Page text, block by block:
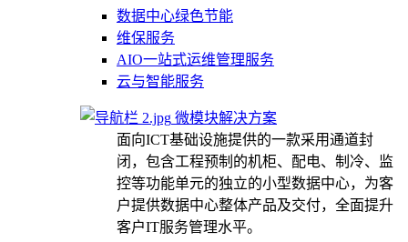
数据中心绿色节能
维保服务
AIO一站式运维管理服务
云与智能服务
微模块解决方案
面向ICT基础设施提供的一款采用通道封
闭，包含工程预制的机柜、配电、制冷、监
控等功能单元的独立的小型数据中心，为客
户提供数据中心整体产品及交付，全面提升
客户IT服务管理水平。